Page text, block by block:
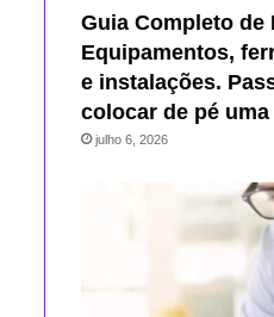
Guia Completo de
Equipamentos,
e instalações.
colocar de pé
julho 6, 2026